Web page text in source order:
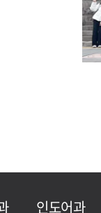
인도어과